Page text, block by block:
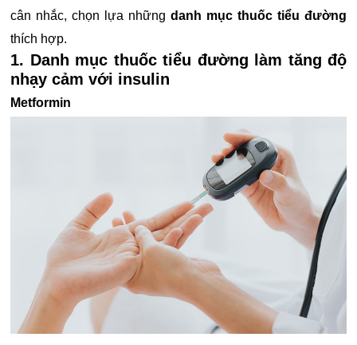
cân nhắc, chọn lựa những danh mục thuốc tiểu đường
thích hợp.
1. Danh mục thuốc tiểu đường làm tăng độ
nhạy cảm với insulin
Metformin